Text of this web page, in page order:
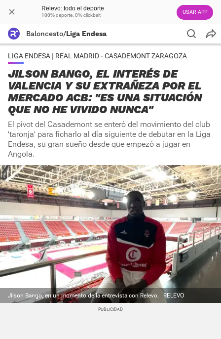
Relevo: todo el deporte
100% deporte. 0% clickbait USAR APP
Baloncesto/Liga Endesa
LIGA ENDESA | REAL MADRID - CASADEMONT ZARAGOZA
JILSON BANGO, EL INTERÉS DE
VALENCIA Y SU EXTRAÑEZA POR EL
MERCADO ACB: "ES UNA SITUACIÓN
QUE NO HE VIVIDO NUNCA"
El pívot del Casademont se enteró del movimiento del club
'taronja' para ficharlo al día siguiente de debutar en la Liga
Endesa, su gran sueño desde que empezó a jugar en
Angola.
Jilson Bango, en un momento de la entrevista con Relevo. RELEVO